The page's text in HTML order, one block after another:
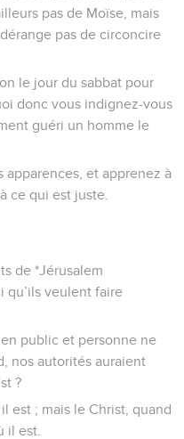
pas de Moïse, mais
pas de circoncire
le jour du sabbat pour
donc vous indignez-vous
guéri un homme le
apparences, et apprenez à
ce qui est juste.
de *Jérusalem
qu’ils veulent faire
public et personne ne
nos autorités auraient
?
est ; mais le Christ, quand
il est.